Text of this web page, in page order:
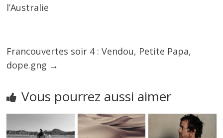
l’Australie
Francouvertes soir 4 : Vendou, Petite Papa,
dope.gng →
Vous pourrez aussi aimer